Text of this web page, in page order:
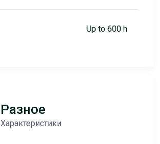
Up to 600 h
Разное
Характеристики